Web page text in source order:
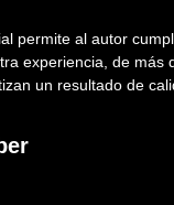
permite al autor
experiencia, de más
un resultado de